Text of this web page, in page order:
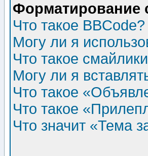
Форматирование
Что такое BBCode?
Могу ли я
Что такое
Могу ли я
Что такое
Что такое
Что значит «Тема